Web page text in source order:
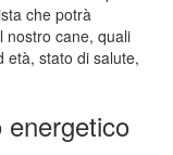
che potrà
nostro cane, quali
età, stato di salute,
energetico